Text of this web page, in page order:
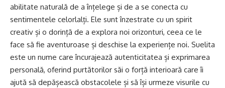
abilitate naturală de a înțelege și de a se conecta cu
sentimentele celorlalți. Ele sunt înzestrate cu un spirit
creativ și o dorință de a explora noi orizonturi, ceea ce le
face să fie aventuroase și deschise la experiențe noi. Suelita
este un nume care încurajează autenticitatea și exprimarea
personală, oferind purtătorilor săi o forță interioară care îi
ajută să depășească obstacolele și să își urmeze visurile cu